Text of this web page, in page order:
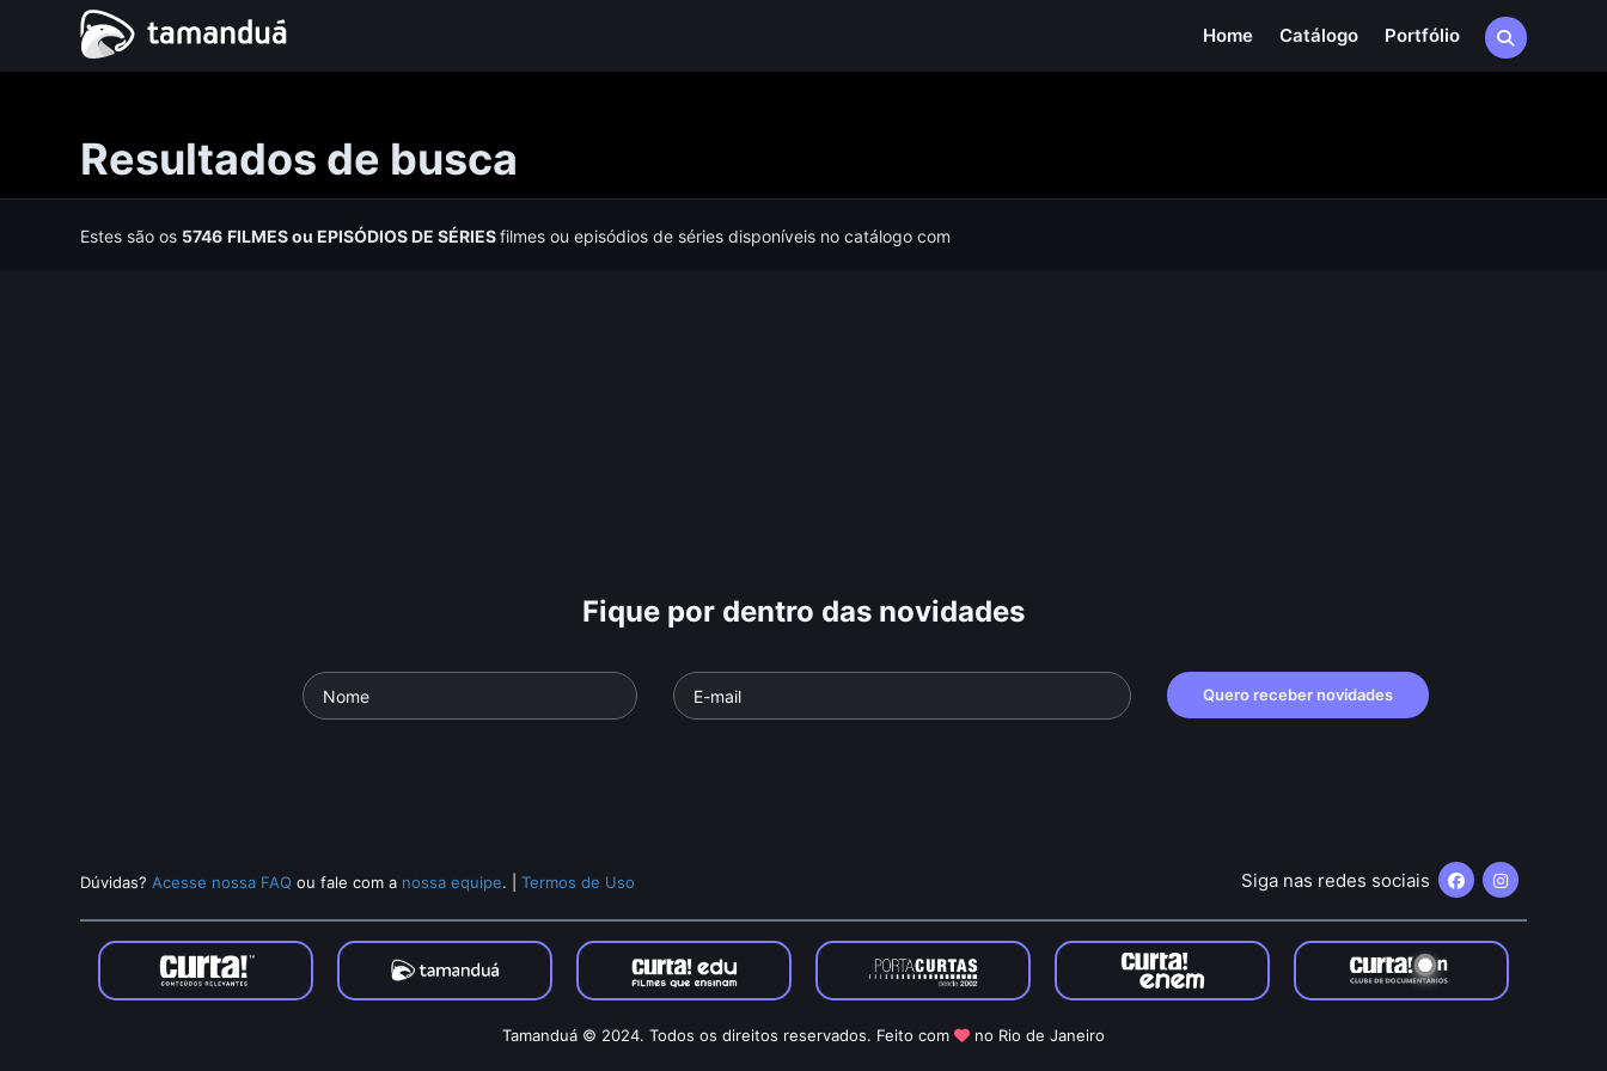
Home Catálogo Portfólio
Resultados de busca
Estes são os 5746 FILMESou EPISÓDIOS DE SÉRIESfilmes ou episódios de séries disponíveis no catálogo com
Fique por dentro das novidades
Quero receber novidades
Dúvidas? Acesse nossa FAQ ou fale com a nossa equipe. |Termos de Uso Siga nas redes sociais
Tamanduá © 2024. Todos os direitos reservados. Feito com no Rio de Janeiro